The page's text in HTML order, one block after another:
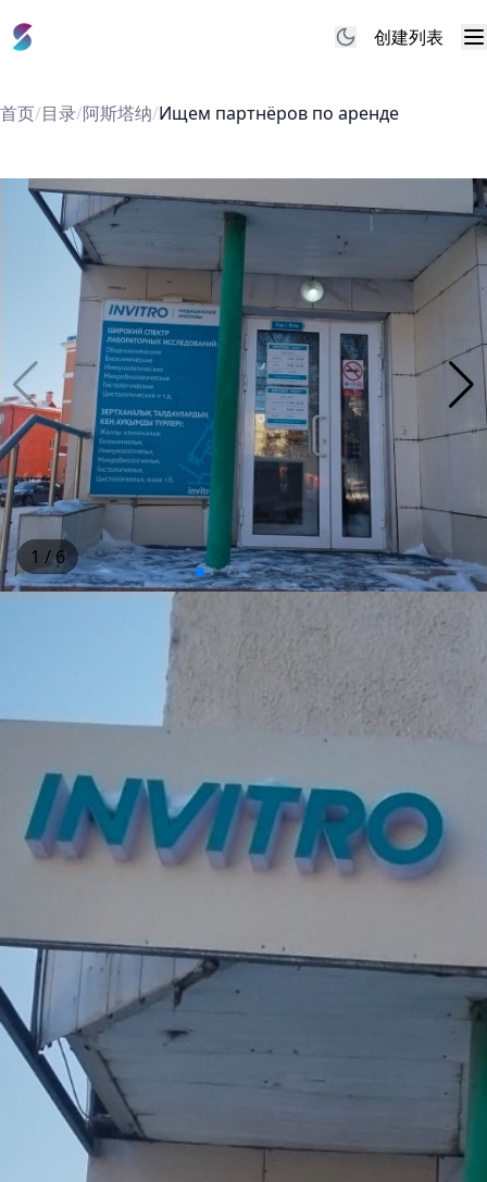
创建列表
首页/目录/阿斯塔纳/Ищем партнёров по аренде
1 / 6